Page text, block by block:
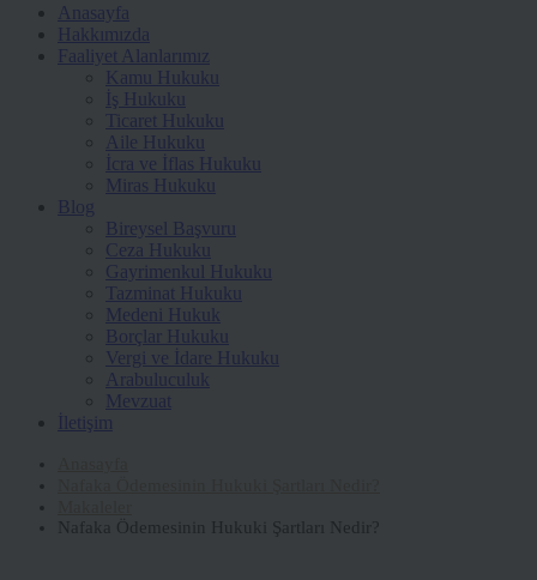
Anasayfa
Hakkımızda
Faaliyet Alanlarımız
Kamu Hukuku
İş Hukuku
Ticaret Hukuku
Aile Hukuku
İcra ve İflas Hukuku
Miras Hukuku
Blog
Bireysel Başvuru
Ceza Hukuku
Gayrimenkul Hukuku
Tazminat Hukuku
Medeni Hukuk
Borçlar Hukuku
Vergi ve İdare Hukuku
Arabuluculuk
Mevzuat
İletişim
Nafaka Ödemesinin Hukuki Şartları Nedir?